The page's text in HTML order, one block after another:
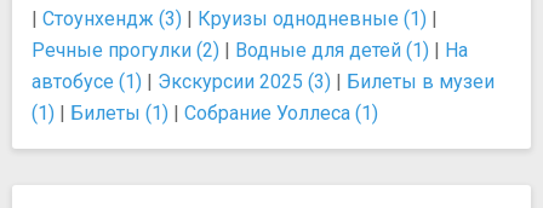
| Стоунхендж (3) | Круизы однодневные (1) |
Речные прогулки (2) | Водные для детей (1) | На
автобусе (1) | Экскурсии 2025 (3) | Билеты в музеи
(1) | Билеты (1) | Собрание Уоллеса (1)